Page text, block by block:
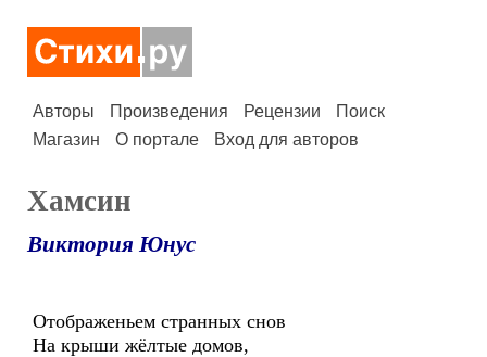
Авторы Произведения Рецензии
Поиск
Магазин
О портале Вход для авторов
Хамсин
Виктория Юнус
Отображеньем странных снов
На крыши жёлтые домов,